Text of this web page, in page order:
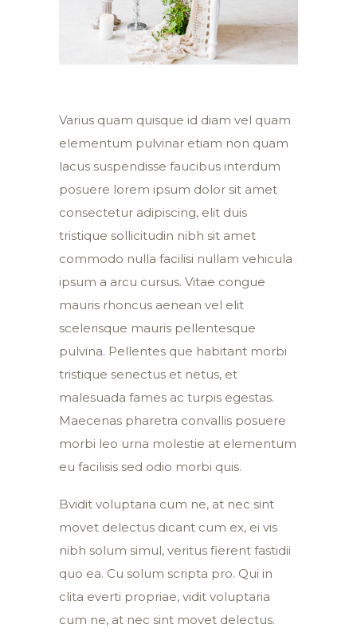
Varius quam quisque id diam vel quam
elementum pulvinar etiam non quam
lacus suspendisse faucibus interdum
posuere lorem ipsum dolor sit amet
consectetur adipiscing, elit duis
tristique sollicitudin nibh sit amet
commodo nulla facilisi nullam vehicula
ipsum a arcu cursus. Vitae congue
mauris rhoncus aenean vel elit
scelerisque mauris pellentesque
pulvina. Pellentes que habitant morbi
tristique senectus et netus, et
malesuada fames ac turpis egestas.
Maecenas pharetra convallis posuere
morbi leo urna molestie at elementum
eu facilisis sed odio morbi quis.
Bvidit voluptaria cum ne, at nec sint
movet delectus dicant cum ex, ei vis
nibh solum simul, veritus fierent fastidii
quo ea. Cu solum scripta pro. Qui in
clita everti propriae, vidit voluptaria
cum ne, at nec sint movet delectus.